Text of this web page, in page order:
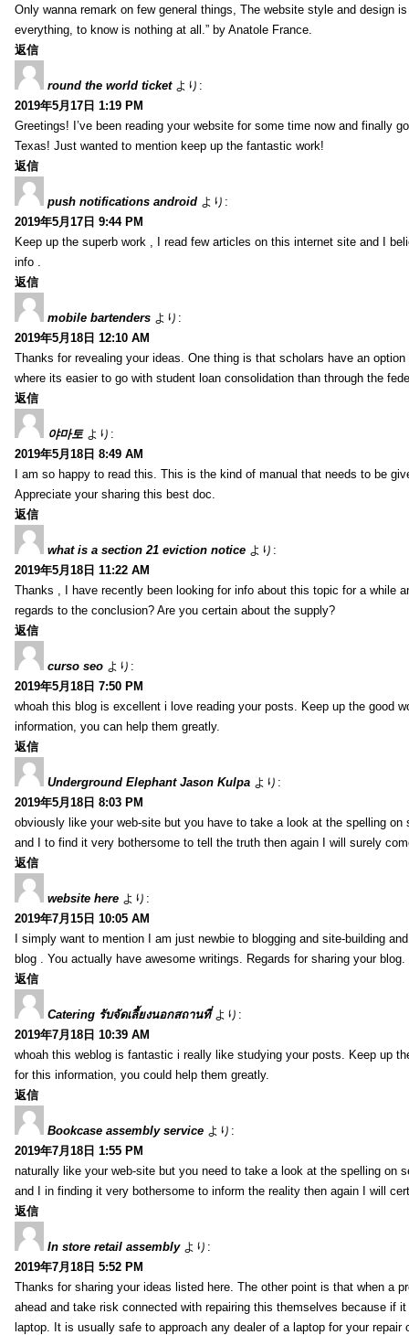
Only wanna remark on few general things, The website style and design
everything, to know is nothing at all.” by Anatole France.
返信
round the world ticket より:
2019年5月17日 1:19 PM
Greetings! I’ve been reading your website for some time now and finally
Texas! Just wanted to mention keep up the fantastic work!
返信
push notifications android より:
2019年5月17日 9:44 PM
Keep up the superb work , I read few articles on this internet site and I
info .
返信
mobile bartenders より:
2019年5月18日 12:10 AM
Thanks for revealing your ideas. One thing is that scholars have an
where its easier to go with student loan consolidation than through the
返信
야마토 より:
2019年5月18日 8:49 AM
I am so happy to read this. This is the kind of manual that needs to be
Appreciate your sharing this best doc.
返信
what is a section 21 eviction notice より:
2019年5月18日 11:22 AM
Thanks , I have recently been looking for info about this topic for a while
regards to the conclusion? Are you certain about the supply?
返信
curso seo より:
2019年5月18日 7:50 PM
whoah this blog is excellent i love reading your posts. Keep up the good
information, you can help them greatly.
返信
Underground Elephant Jason Kulpa より:
2019年5月18日 8:03 PM
obviously like your web-site but you have to take a look at the spelling
and I to find it very bothersome to tell the truth then again I will surely
返信
website here より:
2019年7月15日 10:05 AM
I simply want to mention I am just newbie to blogging and site-building
blog . You actually have awesome writings. Regards for sharing your blog.
返信
Catering รับจัดเลี้ยงนอกสถานที่ より:
2019年7月18日 10:39 AM
whoah this weblog is fantastic i really like studying your posts. Keep up
for this information, you could help them greatly.
返信
Bookcase assembly service より:
2019年7月18日 1:55 PM
naturally like your web-site but you need to take a look at the spelling on
and I in finding it very bothersome to inform the reality then again I will
返信
In store retail assembly より:
2019年7月18日 5:52 PM
Thanks for sharing your ideas listed here. The other point is that when a
ahead and take risk connected with repairing this themselves because if
laptop. It is usually safe to approach any dealer of a laptop for your